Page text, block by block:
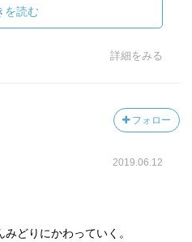
ださい
です」
愛い。『たねはいっしょうけ
は、茶色です。
すが、なるほど街では灰色、
よ』は黒色で描かれていま
を読む
詳細をみる
フォロー
2019.06.12
どりにかわっていく。